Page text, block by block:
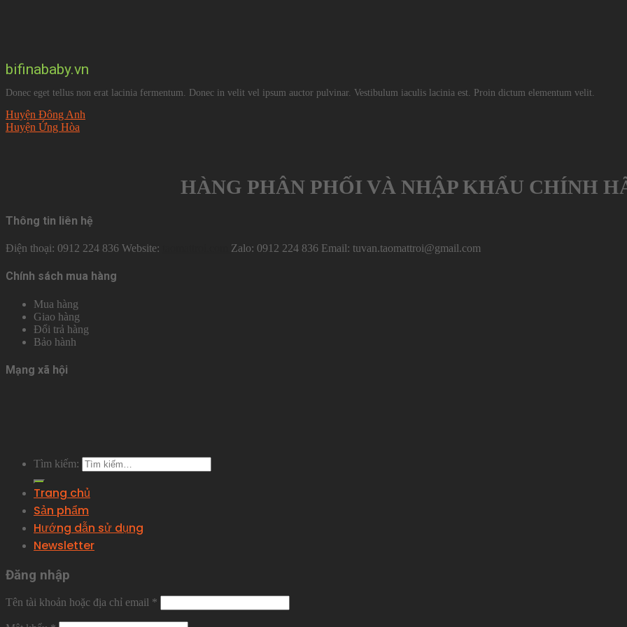
bifinababy.vn
Donec eget tellus non erat lacinia fermentum. Donec in velit vel ipsum auctor pulvinar. Vestibulum iaculis lacinia est. Proin dictum elementum velit.
Huyện Đông Anh
Huyện Ứng Hòa
HÀNG PHÂN PHỐI VÀ NHẬP KHẨU CHÍNH
Thông tin liên hệ
Điện thoại: 0912 224 836 Website: Zalo: 0912 224 836 Email: tuvan.taomattroi@gmail.com
Chính sách mua hàng
Mua hàng
Giao hàng
Đổi trả hàng
Bảo hành
Mạng xã hội
Tìm kiếm:
Trang chủ
Sản phẩm
Hướng dẫn sử dụng
Newsletter
Đăng nhập
Tên tài khoản hoặc địa chỉ email *